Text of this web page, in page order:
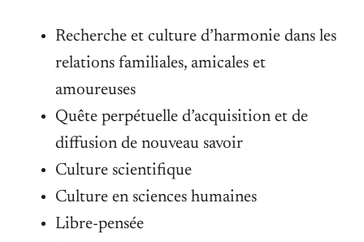
Recherche et culture d’harmonie dans les
relations familiales, amicales et
amoureuses
Quête perpétuelle d’acquisition et de
diffusion de nouveau savoir
Culture scientifique
Culture en sciences humaines
Libre-pensée